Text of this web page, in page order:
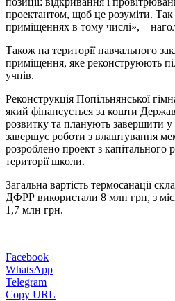
проектантом, щоб це розуміти.
приміщеннях в тому числі», –
Також на території навчального
приміщення, яке реконструюють
учнів.
Реконструкція Попільнянської
який фінансується за кошти
розвитку та планують завершити
завершує роботи з влаштування
розроблено проект з капітального
території школи.
Загальна вартість термосанації
ДФРР використали 8 млн грн, з
1,7 млн грн.
Facebook
WhatsApp
Telegram
Copy URL